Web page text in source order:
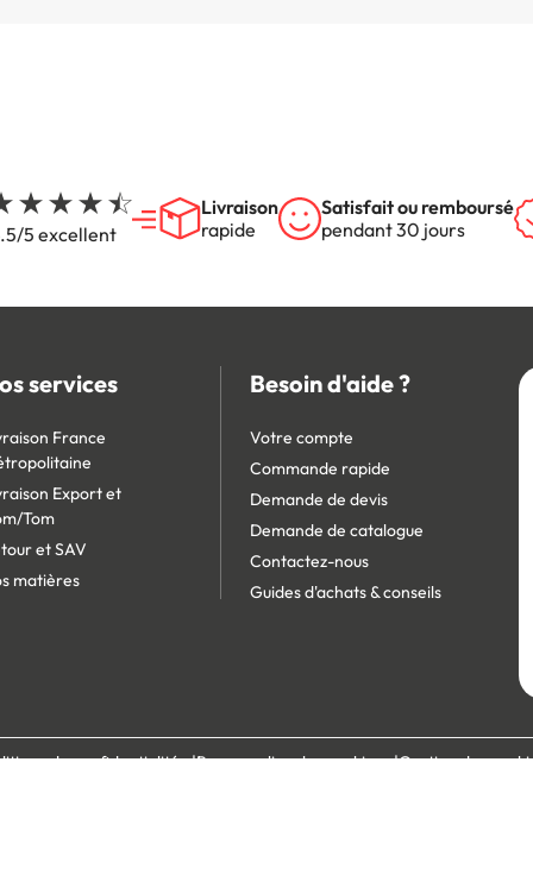
5 excellent
Livraison
rapide
Satisfait ou remboursé
pendant 30 jours
services
France
Export et
Tom
et SAV
matières
Besoin d'aide ?
Votre compte
Commande rapide
Demande de devis
Demande de catalogue
Contactez-nous
Guides d'achats & conseils
de confidentialité Personnaliser les cookies Gestion des